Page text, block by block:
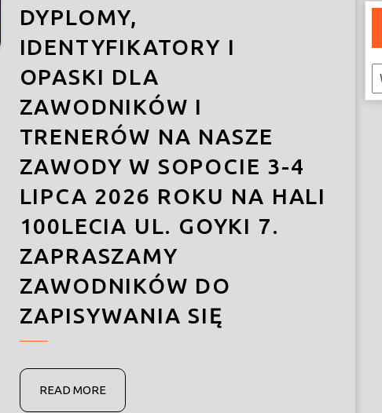
DYPLOMY,
IDENTYFIKATORY I
OPASKI DLA
ZAWODNIKÓW I
TRENERÓW NA NASZE
ZAWODY W SOPOCIE 3-4
LIPCA 2026 ROKU NA HALI
100LECIA UL. GOYKI 7.
ZAPRASZAMY
ZAWODNIKÓW DO
ZAPISYWANIA SIĘ
READ MOREREAD
MORE